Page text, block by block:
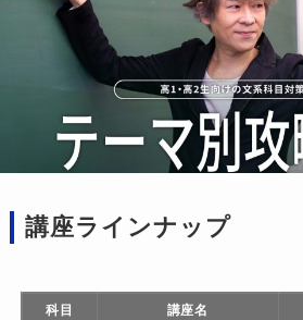
塾・予備校関係者さま
生徒･保護者の皆さま
ブロードバンド予備校 講師陣
講座ラインナップ
会社概要
講座ラインナップ
科目 講座名